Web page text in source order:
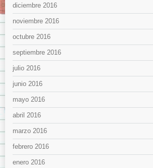
diciembre 2016
noviembre 2016
octubre 2016
septiembre 2016
julio 2016
junio 2016
mayo 2016
abril 2016
marzo 2016
febrero 2016
enero 2016